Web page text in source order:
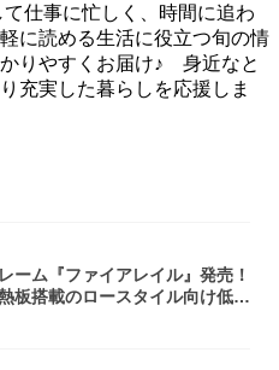
仕事に忙しく、時間に追わ
に読める生活に役立つ旬の情
りやすくお届け♪ 身近なと
充実した暮らしを応援しま
ーム『ファイアレイル』発売！
板搭載のロースタイル向け低型